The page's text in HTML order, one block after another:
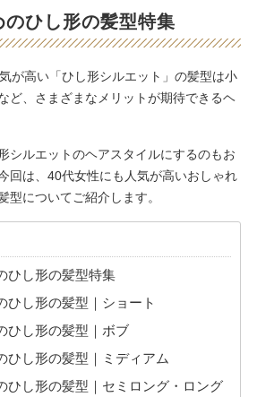
ひし形の髪型特集
が高い「ひし形シルエット」の髪型は小
ど、さまざまなメリットが期待できるヘ
シルエットのヘアスタイルにするのもお
回は、40代女性にも人気が高いおしゃれ
型についてご紹介します。
ひし形の髪型特集
ひし形の髪型｜ショート
ひし形の髪型｜ボブ
ひし形の髪型｜ミディアム
ひし形の髪型｜セミロング・ロング